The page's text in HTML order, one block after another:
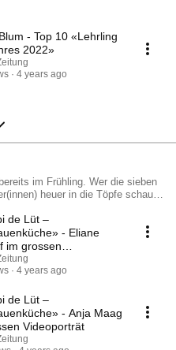
- Top 10 «Lehrling
2022»
4 years ago
im Frühling. Wer die sieben
heuer in die Töpfe schauen
de Lüt –
- Eliane
im grossen
4 years ago
de Lüt –
- Anja Maag
Videoporträt